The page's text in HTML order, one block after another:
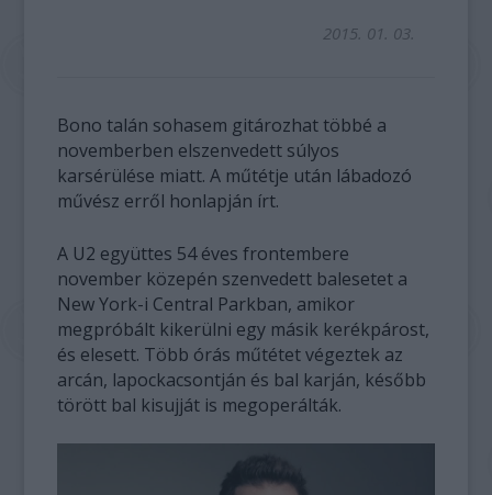
2015. 01. 03.
Bono talán sohasem gitározhat többé a
novemberben elszenvedett súlyos
karsérülése miatt. A műtétje után lábadozó
művész erről honlapján írt.
A U2 együttes 54 éves frontembere
november közepén szenvedett balesetet a
New York-i Central Parkban, amikor
megpróbált kikerülni egy másik kerékpárost,
és elesett. Több órás műtétet végeztek az
arcán, lapockacsontján és bal karján, később
törött bal kisujját is megoperálták.